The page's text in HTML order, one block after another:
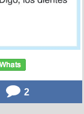
2